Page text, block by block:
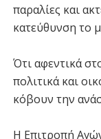
παραλίες και
κατεύθυνση το
Ότι αφεντικά
πολιτικά και
κόβουν την
Η Επιτροπή